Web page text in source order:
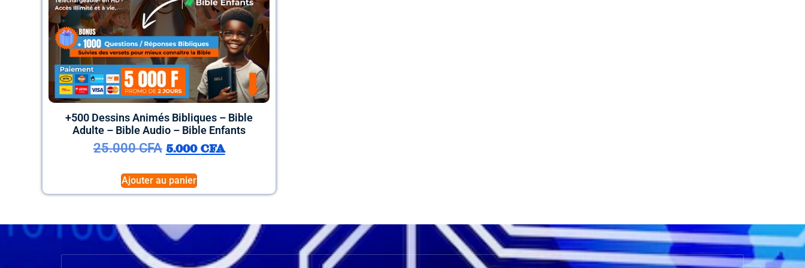
+500 Dessins Animés Bibliques – Bible
Adulte – Bible Audio – Bible Enfants
25.000CFA 5.000 CFA
Ajouter au panier